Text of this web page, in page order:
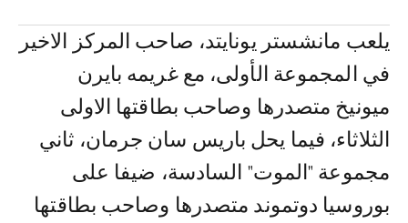
يلعب مانشستر يونايتد، صاحب المركز الاخير
في المجموعة الأولى، مع غريمه بايرن
ميونيخ متصدرها وصاحب بطاقتها الاولى
الثلاثاء، فيما يحل باريس سان جرمان، ثاني
مجموعة "الموت" السادسة، ضيفا على
بوروسيا دوتموند متصدرها وصاحب بطاقتها